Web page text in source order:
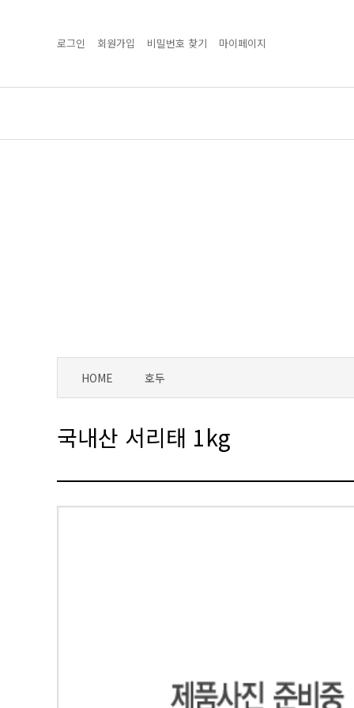
로그인 회원가입 비밀번호 찾기 마이페이지
HOME 호두
국내산 서리태 1kg